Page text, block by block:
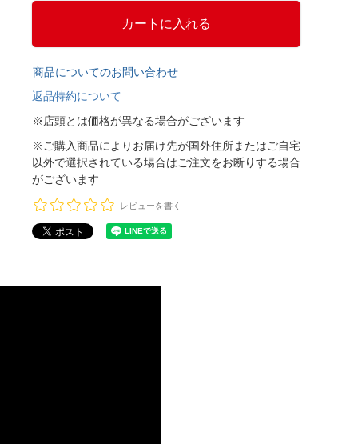
カートに入れる
商品についてのお問い合わせ
返品特約について
※店頭とは価格が異なる場合がございます
※ご購入商品によりお届け先が国外住所またはご自宅
以外で選択されている場合はご注文をお断りする場合
がございます
レビューを書く